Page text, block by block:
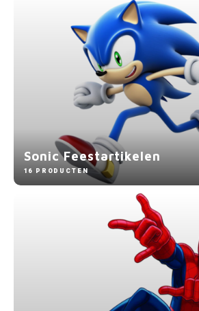
Sonic Feestartikelen
16 PRODUCTEN